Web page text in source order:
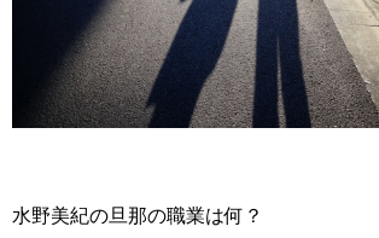
水野美紀の旦那の職業は何？